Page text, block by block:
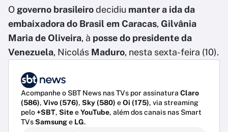
O governo brasileirodecidiu manter a ida da
embaixadora do Brasil em Caracas, Gilvânia
Maria de Oliveira, à posse do presidente da
Venezuela, Nicolás Maduro, nesta sexta-feira (10).
Acompanhe o SBT News nas TVs por assinatura Claro
(586), Vivo (576), Sky (580) eOi (175), via streaming
pelo+SBT, SiteeYouTube, além dos canais nas Smart
TVsSamsunge LG.